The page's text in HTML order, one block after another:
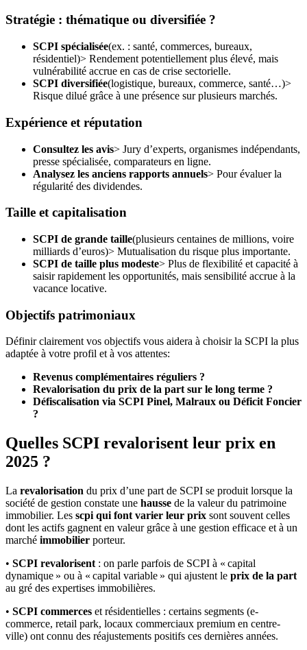
Stratégie : thématique ou diversifiée ?
SCPI spécialisée(ex. : santé, commerces, bureaux,
résidentiel)> Rendement potentiellement plus élevé, mais
vulnérabilité accrue en cas de crise sectorielle.
SCPI diversifiée(logistique, bureaux, commerce, santé…)>
Risque dilué grâce à une présence sur plusieurs marchés.
Expérience et réputation
Consultez les avis> Jury d’experts, organismes indépendants,
presse spécialisée, comparateurs en ligne.
Analysez les anciens rapports annuels> Pour évaluer la
régularité des dividendes.
Taille et capitalisation
SCPI de grande taille(plusieurs centaines de millions, voire
milliards d’euros)> Mutualisation du risque plus importante.
SCPI de taille plus modeste> Plus de flexibilité et capacité à
saisir rapidement les opportunités, mais sensibilité accrue à la
vacance locative.
Objectifs patrimoniaux
Définir clairement vos objectifs vous aidera à choisir la SCPI la plus
adaptée à votre profil et à vos attentes:
Revenus complémentaires réguliers ?
Revalorisation du prix de la part sur le long terme ?
Défiscalisation via SCPI Pinel, Malraux ou Déficit Foncier
?
Quelles SCPI revalorisent leur prix en
2025 ?
La revalorisation du prix d’une part de SCPI se produit lorsque la
société de gestion constate une hausse de la valeur du patrimoine
immobilier. Les scpi qui font varier leur prix sont souvent celles
dont les actifs gagnent en valeur grâce à une gestion efficace et à un
marché immobilier porteur.
• SCPI revalorisent : on parle parfois de SCPI à « capital
dynamique » ou à « capital variable » qui ajustent le prix de la part
au gré des expertises immobilières.
• SCPI commerces et résidentielles : certains segments (e-
commerce, retail park, locaux commerciaux premium en centre-
ville) ont connu des réajustements positifs ces dernières années.